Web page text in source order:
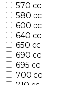
570 cc
580 cc
600 cc
640 cc
650 cc
690 cc
695 cc
700 cc